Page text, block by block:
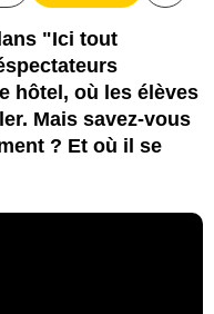
"Ici tout
hôtel, où les élèves
Mais savez-vous
? Et où il se